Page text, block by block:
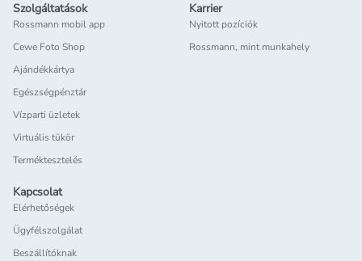
Szolgáltatások
Rossmann mobil app
Cewe Foto Shop
Ajándékkártya
Egészségpénztár
Vízparti üzletek
Virtuális tükör
Terméktesztelés
Karrier
Nyitott pozíciók
Rossmann, mint munkahely
Kapcsolat
Elérhetőségek
Ügyfélszolgálat
Beszállítóknak